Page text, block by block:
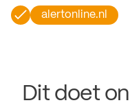
alertonline.nl
Dit doet